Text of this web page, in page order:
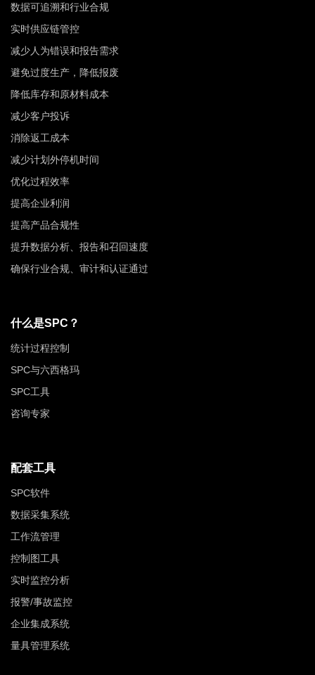
数据可追溯和行业合规
实时供应链管控
减少人为错误和报告需求
避免过度生产，降低报废
降低库存和原材料成本
减少客户投诉
消除返工成本
减少计划外停机时间
优化过程效率
提高企业利润
提高产品合规性
提升数据分析、报告和召回速度
确保行业合规、审计和认证通过
什么是SPC？
统计过程控制
SPC与六西格玛
SPC工具
咨询专家
配套工具
SPC软件
数据采集系统
工作流管理
控制图工具
实时监控分析
报警/事故监控
企业集成系统
量具管理系统